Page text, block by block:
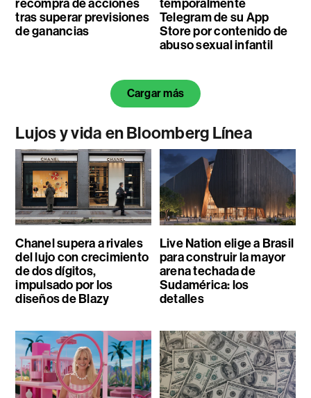
recompra de acciones
tras superar previsiones
de ganancias
temporalmente
Telegram de su App
Store por contenido de
abuso sexual infantil
Cargar más
Lujos y vida en Bloomberg Línea
Chanel supera a rivales
del lujo con crecimiento
de dos dígitos,
impulsado por los
diseños de Blazy
Live Nation elige a Brasil
para construir la mayor
arena techada de
Sudamérica: los
detalles